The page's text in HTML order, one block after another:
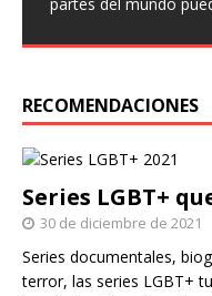
RECOMENDACIONES
Series LGBT+
30 de diciembre de 2021
Series documentales,
terror, las series LGBT+